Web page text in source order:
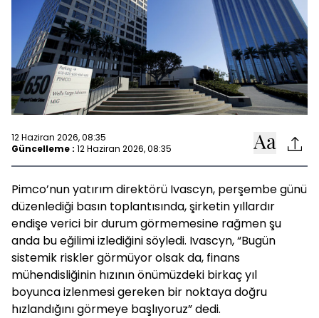
12 Haziran 2026, 08:35
Güncelleme : 12 Haziran 2026, 08:35
Pimco’nun yatırım direktörü Ivascyn, perşembe günü
düzenlediği basın toplantısında, şirketin yıllardır
endişe verici bir durum görmemesine rağmen şu
anda bu eğilimi izlediğini söyledi. Ivascyn, “Bugün
sistemik riskler görmüyor olsak da, finans
mühendisliğinin hızının önümüzdeki birkaç yıl
boyunca izlenmesi gereken bir noktaya doğru
hızlandığını görmeye başlıyoruz” dedi.